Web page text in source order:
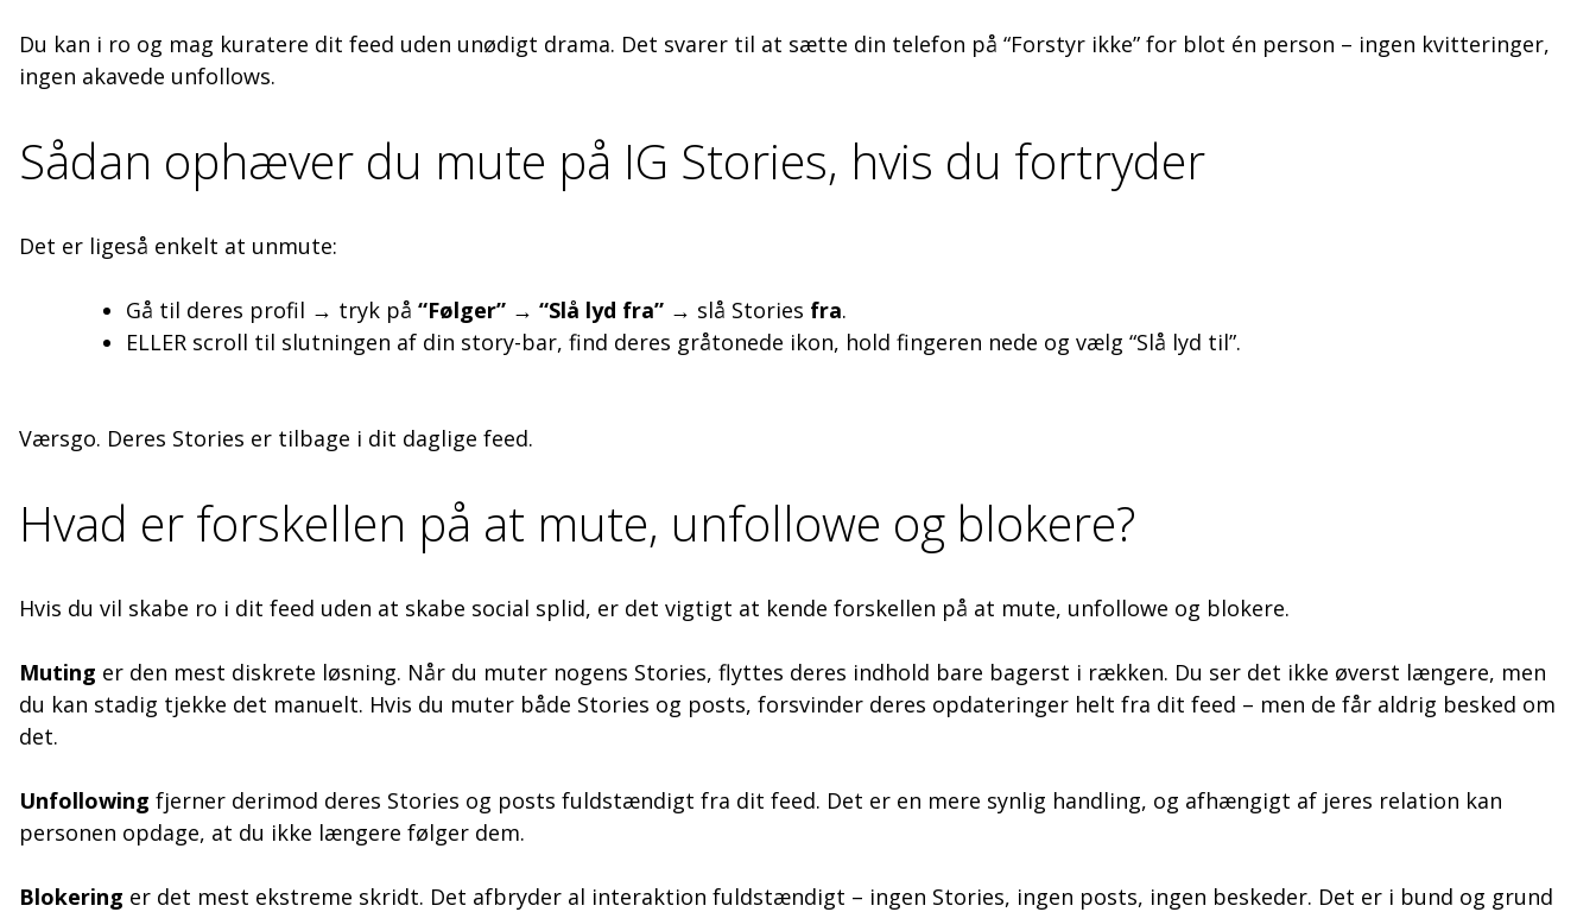
Du kan i ro og mag kuratere dit feed uden unødigt drama. Det svarer til at sætte din telefon på “Forstyr ikke” for blot én person – ingen kvitteringer,
ingen akavede unfollows.
Sådan ophæver du mute på IG Stories, hvis du fortryder
Det er ligeså enkelt at unmute:
Gå til deres profil → tryk på “Følger” → “Slå lyd fra” → slå Stories fra.
ELLER scroll til slutningen af din story-bar, find deres gråtonede ikon, hold fingeren nede og vælg “Slå lyd til”.
Værsgo. Deres Stories er tilbage i dit daglige feed.
Hvad er forskellen på at mute, unfollowe og blokere?
Hvis du vil skabe ro i dit feed uden at skabe social splid, er det vigtigt at kende forskellen på at mute, unfollowe og blokere.
Muting er den mest diskrete løsning. Når du muter nogens Stories, flyttes deres indhold bare bagerst i rækken. Du ser det ikke øverst længere, men
du kan stadig tjekke det manuelt. Hvis du muter både Stories og posts, forsvinder deres opdateringer helt fra dit feed – men de får aldrig besked om
det.
Unfollowing fjerner derimod deres Stories og posts fuldstændigt fra dit feed. Det er en mere synlig handling, og afhængigt af jeres relation kan
personen opdage, at du ikke længere følger dem.
Blokering er det mest ekstreme skridt. Det afbryder al interaktion fuldstændigt – ingen Stories, ingen posts, ingen beskeder. Det er i bund og grund